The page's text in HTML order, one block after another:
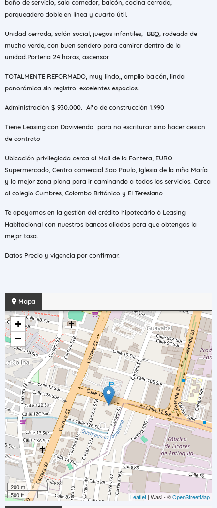
baño de servicio, sala comedor, balcón, cocina cerrada,
parqueadero doble en línea y cuarto útil.
Unidad cerrada, salón social, juegos infantiles, BBQ, rodeada de
mucho verde, con buen sendero para camirar dentro de la
unidad.Porteria 24 horas, ascensor.
TOTALMENTE REFORMADO, muy lindo,, amplio balcón, linda
panorámica sin registro. excelentes espacios.
Administración $ 930.000. Año de construcción 1.990
Tiene Leasing con Davivienda para no escriturar sino hacer cesion
de contrato
Ubicación privilegiada cerca al Mall de la Fontera, EURO
Supermercado, Centro comercial Sao Paulo, Iglesia de la niña María
y lo mejor zona plana para ir caminando a todos los servicios. Cerca
al colegio Cumbres, Colombo Británico y El Teresiano
Te apoyamos en la gestión del crédito hipotecário ó Leasing
Habitacional con nuestros bancos aliados para que obtengas la
mejpr tasa.
Datos Precio y vigencia por confirmar.
Mapa
+
−
200 m
500 ft
Leaflet | Wasi - ©OpenStreetMap